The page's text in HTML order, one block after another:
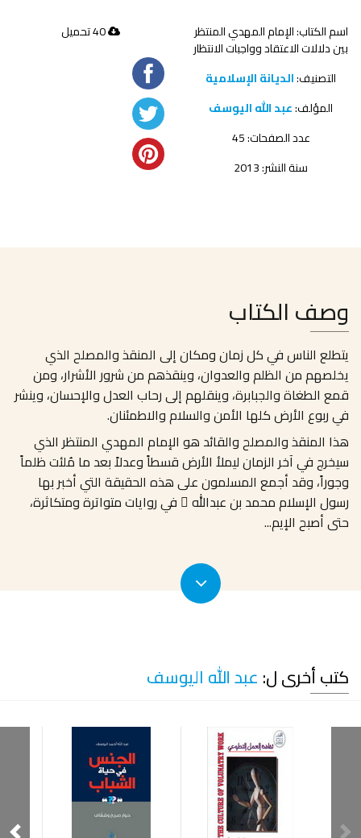
اسم الكتاب: الإمام المهدي المنتظر
بين دلالات الاعتقاد وواجبات الانتظار
التصنيف:الديانة الإسلامية
المؤلف:عبد الله اليوسف
عدد الصفحات: 45
سنة النشر: 2013
40 تحميل
وصف الكتاب
يتطلع الناس في كل زمان ومكان إلى المنقذ والمصلح الذي
يخلصهم من الظلم والعدوان، وينقذهم من شرور الأشرار، ومن
قمع الطغاة والجبابرة، وينقلهم إلى رحاب العدل والإحسان، وينشر
في ربوع الأرض كلها الأمن والسلام والاطمئنان.
هذا المنقذ والمصلح والقائد هو الإمام المهدي المنتظر الذي
سيخرج في آخر الزمان ليملأ الأرض قسطاً وعدلاً بعد ما مُلئت ظلماً
وجوراً، وقد أجمع المسلمون على هذه الحقيقة التي أخبر بها
رسول الإسلام محمد بن عبدالله  في روايات متواترة ومتكاثرة،
حتى أصبح الإيم...
كتب أخرى ل: عبد الله اليوسف